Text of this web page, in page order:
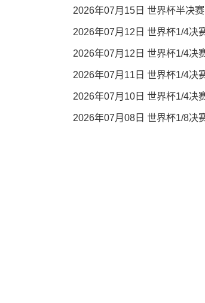
2026年07月15日 世界杯半决
2026年07月12日 世界杯1/4决
2026年07月12日 世界杯1/4决
2026年07月11日 世界杯1/4决
2026年07月10日 世界杯1/4决
2026年07月08日 世界杯1/8决